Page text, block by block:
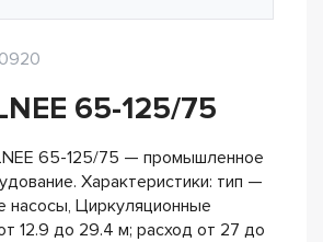
65-125/75
65-125/75 — промышленное
Характеристики: тип —
насосы, Циркуляционные
12.9 до 29.4 м; расход от 27 до